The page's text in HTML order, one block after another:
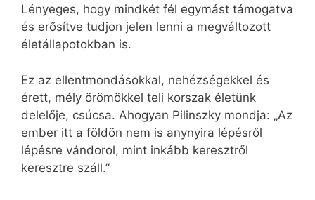
Lényeges, hogy mindkét fél egymást támogatva
és erősítve tudjon jelen lenni a megváltozott
életállapotokban is.
Ez az ellentmondásokkal, nehézségekkel és
érett, mély örömökkel teli korszak életünk
delelője, csúcsa. Ahogyan Pilinszky mondja: „Az
ember itt a földön nem is anynyira lépésről
lépésre vándorol, mint inkább keresztről
keresztre száll.”